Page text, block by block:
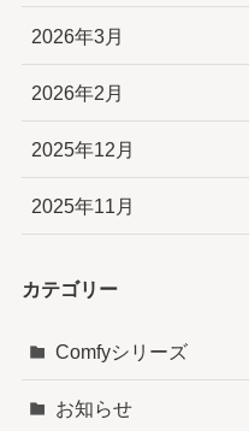
2026年3月
2026年2月
2025年12月
2025年11月
カテゴリー
Comfyシリーズ
お知らせ